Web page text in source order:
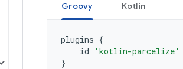
Groovy Kotlin
plugins {
id
'kotlin-parcelize'
}